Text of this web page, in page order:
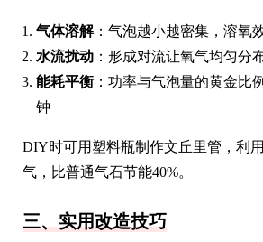
气体溶解：气泡越小越密集，溶氧
水流扰动 ：形成对流让氧气均匀分
能耗平衡 ：功率与气泡量的黄金比
钟
DIY时可用塑料瓶制作文丘里管，利
气，比普通气石节能40%。
三、实用改造技巧